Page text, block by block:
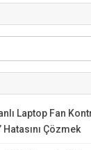
Laptop Fan
Çözmek